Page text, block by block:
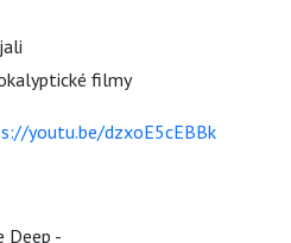
filmy
youtu.be/dzxoE5cEBBk
Deep -